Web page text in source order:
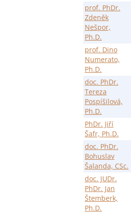
prof. PhDr.
Zdeněk
Nešpor,
Ph.D.
prof. Dino
Numerato,
Ph.D.
doc. PhDr.
Tereza
Pospíšilová,
Ph.D.
PhDr. Jiří
Šafr, Ph.D.
doc. PhDr.
Bohuslav
Šalanda, CSc.
doc. JUDr.
PhDr. Jan
Štemberk,
Ph.D.